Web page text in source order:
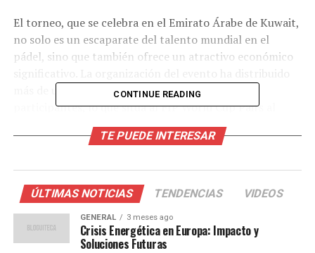
El torneo, que se celebra en el Emirato Árabe de Kuwait,
no solo es un escaparate del talento mundial en el
pádel, sino que también ofrece un atractivo económico
más de un millón de euros en premios entre los
participantes, lo que sitúa al FIP World Cup Pairs al
nivel de un Major en cuanto a recompensas monetarias.
La Federación Internacional de Pádel (FIP) ha
establecido una estructura de premios que recompensa
a los jugadores según su rendimiento en el torneo. Las
cifras oficiales son las siguientes:
CONTINUE READING
TE PUEDE INTERESAR
ÚLTIMAS NOTICIAS TENDENCIAS VIDEOS
GENERAL 3 meses ago
Crisis Energética en Europa: Impacto y
Soluciones Futuras